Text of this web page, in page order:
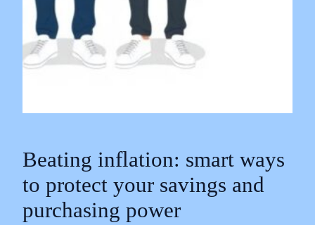
Beating inflation: smart ways
to protect your savings and
purchasing power